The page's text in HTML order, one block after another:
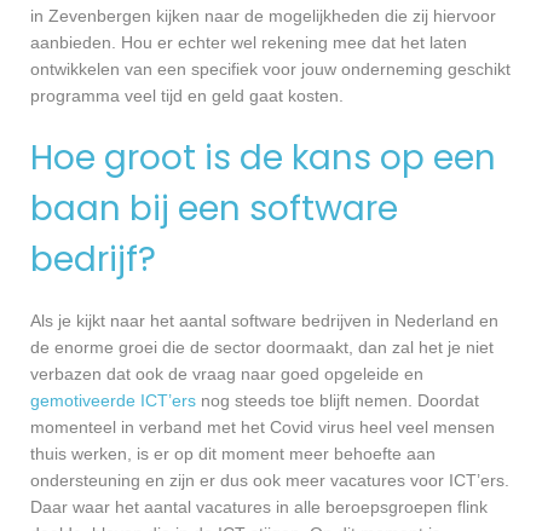
in Zevenbergen kijken naar de mogelijkheden die zij hiervoor
aanbieden. Hou er echter wel rekening mee dat het laten
ontwikkelen van een specifiek voor jouw onderneming geschikt
programma veel tijd en geld gaat kosten.
Hoe groot is de kans op een
baan bij een software
bedrijf?
Als je kijkt naar het aantal software bedrijven in Nederland en
de enorme groei die de sector doormaakt, dan zal het je niet
verbazen dat ook de vraag naar goed opgeleide en
gemotiveerde ICT’ers nog steeds toe blijft nemen. Doordat
momenteel in verband met het Covid virus heel veel mensen
thuis werken, is er op dit moment meer behoefte aan
ondersteuning en zijn er dus ook meer vacatures voor ICT’ers.
Daar waar het aantal vacatures in alle beroepsgroepen flink